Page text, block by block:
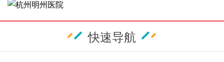
快速导航